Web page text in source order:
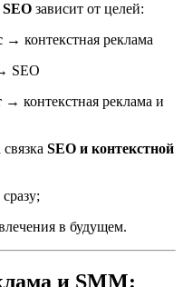
зависит от целей:
→ контекстная реклама
SEO
→ контекстная реклама и
SEO и контекстной
в будущем.
и SMM: